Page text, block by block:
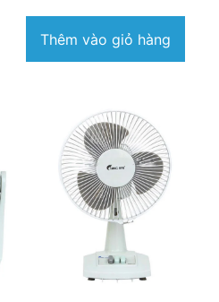
tại
Thêm vào giỏ hàng